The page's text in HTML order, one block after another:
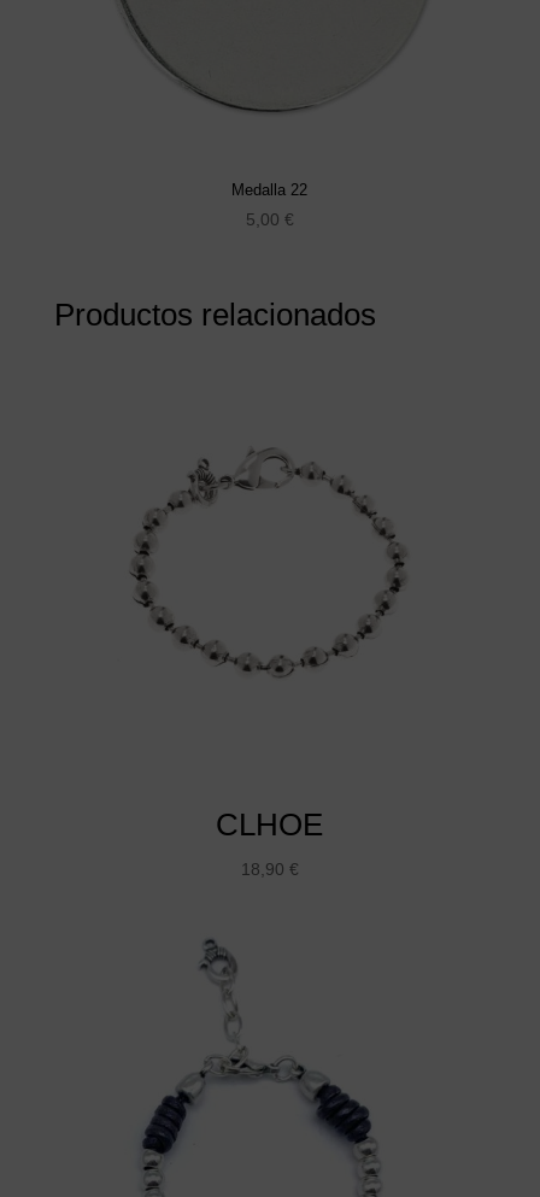
Medalla 22
5,00 €
Productos relacionados
CLHOE
18,90 €